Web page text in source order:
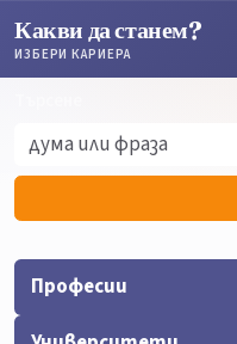
Какви да станем?
ИЗБЕРИ КАРИЕРА
Професии